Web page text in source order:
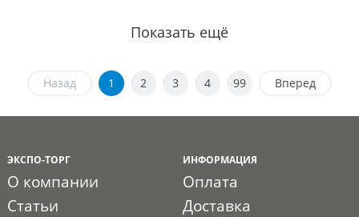
Показать ещё
Назад 1 2 3 4 99 Вперед
ЭКСПО-ТОРГ
О компании
Статьи
ИНФОРМАЦИЯ
Оплата
Доставка